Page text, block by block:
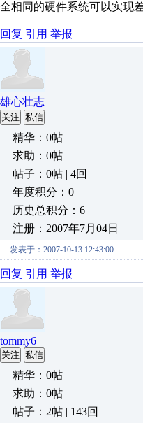
全相同的硬件系统可以实现
回复 引用 举报
雄心壮志
关注 私信
精华：0帖
求助：0帖
帖子：0帖 | 4回
年度积分：0
历史总积分：6
注册：2007年7月04日
发表于：2007-10-13 12:43:00
回复 引用 举报
tommy6
关注 私信
精华：0帖
求助：0帖
帖子：2帖 | 143回